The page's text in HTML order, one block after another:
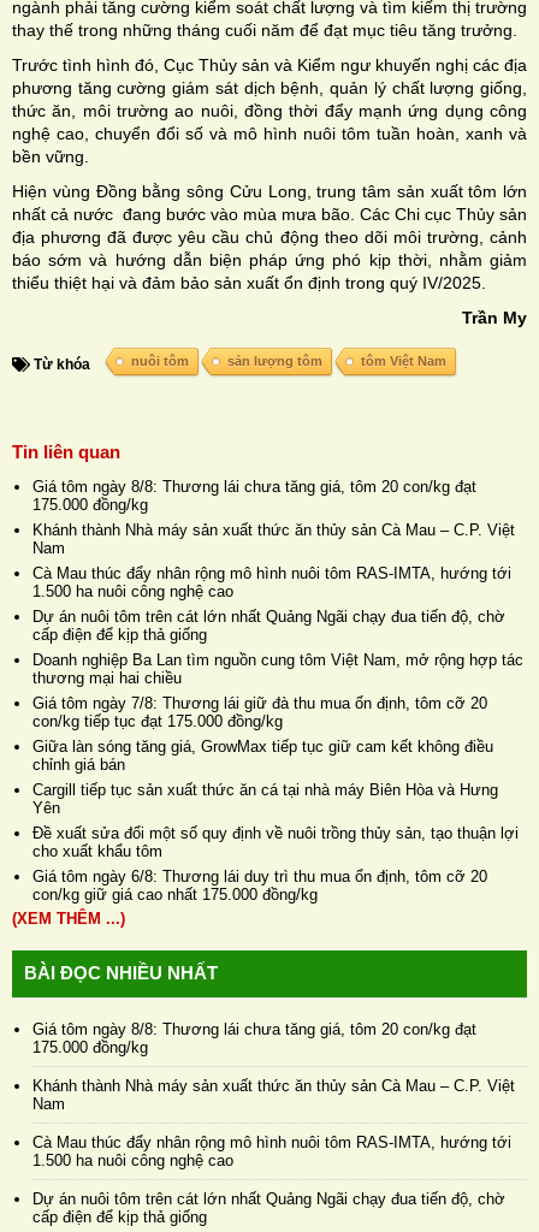
ngành phải tăng cường kiểm soát chất lượng và tìm kiếm thị trường
thay thế trong những tháng cuối năm để đạt mục tiêu tăng trưởng.
Trước tình hình đó, Cục Thủy sản và Kiểm ngư khuyến nghị các địa
phương tăng cường giám sát dịch bệnh, quản lý chất lượng giống,
thức ăn, môi trường ao nuôi, đồng thời đẩy mạnh ứng dụng công
nghệ cao, chuyển đổi số và mô hình nuôi tôm tuần hoàn, xanh và
bền vững.
Hiện vùng Đồng bằng sông Cửu Long, trung tâm sản xuất tôm lớn
nhất cả nước đang bước vào mùa mưa bão. Các Chi cục Thủy sản
địa phương đã được yêu cầu chủ động theo dõi môi trường, cảnh
báo sớm và hướng dẫn biện pháp ứng phó kịp thời, nhằm giảm
thiểu thiệt hại và đảm bảo sản xuất ổn định trong quý IV/2025.
Trần My
Từ khóa nuôi tôm sản lượng tôm tôm Việt Nam
Tin liên quan
Giá tôm ngày 8/8: Thương lái chưa tăng giá, tôm 20 con/kg đạt
175.000 đồng/kg
Khánh thành Nhà máy sản xuất thức ăn thủy sản Cà Mau – C.P. Việt
Nam
Cà Mau thúc đẩy nhân rộng mô hình nuôi tôm RAS-IMTA, hướng tới
1.500 ha nuôi công nghệ cao
Dự án nuôi tôm trên cát lớn nhất Quảng Ngãi chạy đua tiến độ, chờ
cấp điện để kịp thả giống
Doanh nghiệp Ba Lan tìm nguồn cung tôm Việt Nam, mở rộng hợp tác
thương mại hai chiều
Giá tôm ngày 7/8: Thương lái giữ đà thu mua ổn định, tôm cỡ 20
con/kg tiếp tục đạt 175.000 đồng/kg
Giữa làn sóng tăng giá, GrowMax tiếp tục giữ cam kết không điều
chỉnh giá bán
Cargill tiếp tục sản xuất thức ăn cá tại nhà máy Biên Hòa và Hưng
Yên
Đề xuất sửa đổi một số quy định về nuôi trồng thủy sản, tạo thuận lợi
cho xuất khẩu tôm
Giá tôm ngày 6/8: Thương lái duy trì thu mua ổn định, tôm cỡ 20
con/kg giữ giá cao nhất 175.000 đồng/kg
(XEM THÊM ...)
BÀI ĐỌC NHIỀU NHẤT
Giá tôm ngày 8/8: Thương lái chưa tăng giá, tôm 20 con/kg đạt
175.000 đồng/kg
Khánh thành Nhà máy sản xuất thức ăn thủy sản Cà Mau – C.P. Việt
Nam
Cà Mau thúc đẩy nhân rộng mô hình nuôi tôm RAS-IMTA, hướng tới
1.500 ha nuôi công nghệ cao
Dự án nuôi tôm trên cát lớn nhất Quảng Ngãi chạy đua tiến độ, chờ
cấp điện để kịp thả giống